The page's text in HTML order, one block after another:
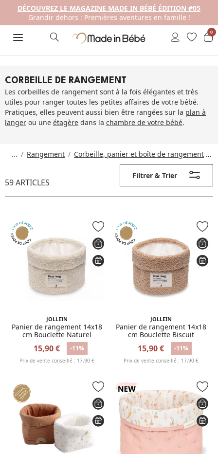
DÉCOUVREZ LE MAGAZINE MADE IN BÉBÉ ÉDITION #05
Grandir dehors : Premières aventures en famille !
0
CORBEILLE DE RANGEMENT
Les corbeilles de rangement sont à la fois élégantes et très
utiles pour ranger toutes les petites affaires de votre bébé.
Pratiques, elles peuvent aussi bien être rangées sur la plan à
langer ou une étagère dans la chambre de votre bébé.
... Rangement Corbeille, panier et boîte de rangement
59 ARTICLES
Filtrer & Trier
JOLLEIN
Panier de rangement 14x18
cm Bouclette Naturel
15,90 € -11%
Prix de vente conseillé : 17,90 €
JOLLEIN
Panier de rangement 14x18
cm Bouclette Biscuit
15,90 € -11%
Prix de vente conseillé : 17,90 €